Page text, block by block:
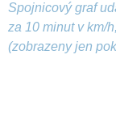
Spojnicový graf
za 10 minut v km/
(zobrazeny jen